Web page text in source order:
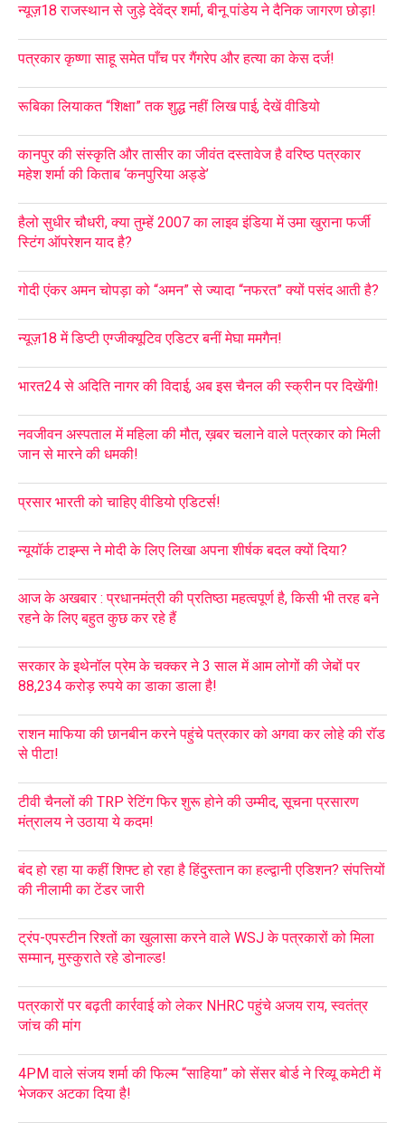
न्यूज़18 राजस्थान से जुड़े देवेंद्र शर्मा, बीनू पांडेय ने दैनिक जागरण छोड़ा!
पत्रकार कृष्णा साहू समेत पाँच पर गैंगरेप और हत्या का केस दर्ज!
रूबिका लियाकत “शिक्षा” तक शुद्ध नहीं लिख पाई, देखें वीडियो
कानपुर की संस्कृति और तासीर का जीवंत दस्तावेज है वरिष्ठ पत्रकार
महेश शर्मा की किताब ‘कनपुरिया अड्डे’
हैलो सुधीर चौधरी, क्या तुम्हें 2007 का लाइव इंडिया में उमा खुराना फर्जी
स्टिंग ऑपरेशन याद है?
गोदी एंकर अमन चोपड़ा को “अमन” से ज्यादा “नफरत” क्यों पसंद आती है?
न्यूज़18 में डिप्टी एग्जीक्यूटिव एडिटर बनीं मेघा ममगैन!
भारत24 से अदिति नागर की विदाई, अब इस चैनल की स्क्रीन पर दिखेंगी!
नवजीवन अस्पताल में महिला की मौत, ख़बर चलाने वाले पत्रकार को मिली
जान से मारने की धमकी!
प्रसार भारती को चाहिए वीडियो एडिटर्स!
न्यूयॉर्क टाइम्स ने मोदी के लिए लिखा अपना शीर्षक बदल क्यों दिया?
आज के अखबार : प्रधानमंत्री की प्रतिष्ठा महत्वपूर्ण है, किसी भी तरह बने
रहने के लिए बहुत कुछ कर रहे हैं
सरकार के इथेनॉल प्रेम के चक्कर ने 3 साल में आम लोगों की जेबों पर
88,234 करोड़ रुपये का डाका डाला है!
राशन माफिया की छानबीन करने पहुंचे पत्रकार को अगवा कर लोहे की रॉड
से पीटा!
टीवी चैनलों की TRP रेटिंग फिर शुरू होने की उम्मीद, सूचना प्रसारण
मंत्रालय ने उठाया ये कदम!
बंद हो रहा या कहीं शिफ्ट हो रहा है हिंदुस्तान का हल्द्वानी एडिशन? संपत्तियों
की नीलामी का टेंडर जारी
ट्रंप-एपस्टीन रिश्तों का खुलासा करने वाले WSJ के पत्रकारों को मिला
सम्मान, मुस्कुराते रहे डोनाल्ड!
पत्रकारों पर बढ़ती कार्रवाई को लेकर NHRC पहुंचे अजय राय, स्वतंत्र
जांच की मांग
4PM वाले संजय शर्मा की फिल्म “साहिया” को सेंसर बोर्ड ने रिव्यू कमेटी में
भेजकर अटका दिया है!